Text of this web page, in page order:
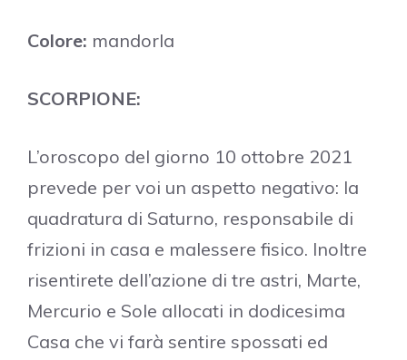
Colore: mandorla
SCORPIONE:
L’oroscopo del giorno 10 ottobre 2021
prevede per voi un aspetto negativo: la
quadratura di Saturno, responsabile di
frizioni in casa e malessere fisico. Inoltre
risentirete dell’azione di tre astri, Marte,
Mercurio e Sole allocati in dodicesima
Casa che vi farà sentire spossati ed